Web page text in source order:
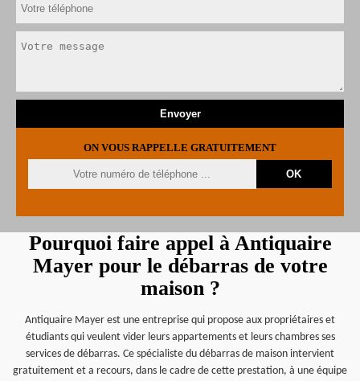
ON VOUS RAPPELLE GRATUITEMENT
Pourquoi faire appel à Antiquaire
Mayer pour le débarras de votre
maison ?
Antiquaire Mayer est une entreprise qui propose aux propriétaires et
étudiants qui veulent vider leurs appartements et leurs chambres ses
services de débarras. Ce spécialiste du débarras de maison intervient
gratuitement et a recours, dans le cadre de cette prestation, à une équipe